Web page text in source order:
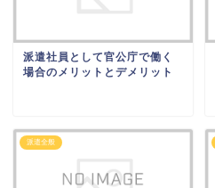
派遣社員として官公庁で働く
場合のメリットとデメリット
派遣全般